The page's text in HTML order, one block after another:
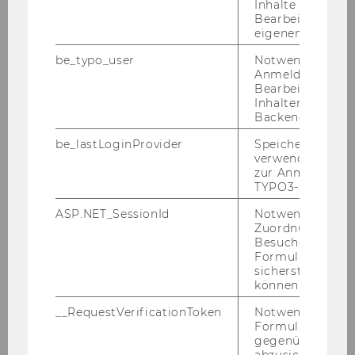
Aus­stat­tung
Bu­chung der FLEX Räume
Future Learning Experience Center
Inhalte oder zur
Bearbeitung des
eigenen Profils.
be_typo_user
Notwendig für
Anmeldung und
Bearbeitung von
Inhalten im
Backend.
be_lastLoginProvider
Speichert die
verwendete
zur Anmeldung
TYPO3-Backend.
ASP.NET_SessionId
Notwendig, um
Zuordnung von
Besucher zu
sicherstellen zu
können.
__RequestVerificationToken
Notwendig, um
gegenüber